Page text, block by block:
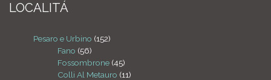
LOCALITÁ
Pesaro e Urbino (152)
Fano (56)
Fossombrone (45)
Colli Al Metauro (11)